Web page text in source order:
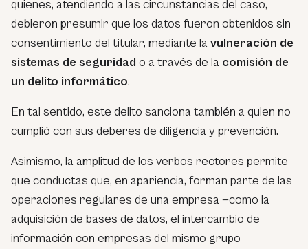
quienes, atendiendo a las circunstancias del caso,
debieron presumir que los datos fueron obtenidos sin
consentimiento del titular, mediante la vulneración de
sistemas de seguridad o a través de la comisión de
un delito informático.
En tal sentido, este delito sanciona también a quien no
cumplió con sus deberes de diligencia y prevención.
Asimismo, la amplitud de los verbos rectores permite
que conductas que, en apariencia, forman parte de las
operaciones regulares de una empresa —como la
adquisición de bases de datos, el intercambio de
información con empresas del mismo grupo